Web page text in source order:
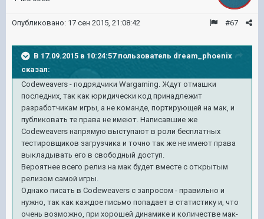
#67
Опубликовано: 17 сен 2015, 21:08:42
В 17.09.2015 в 10:24:57 пользователь dream_phoenix
сказал:
Codeweavers - подрядчики Wargaming. Ждут отмашки
последних, так как юридически код принадлежит
разработчикам игры, а не команде, портирующей на мак, и
публиковать те права не имеют. Написавшие же
Codeweavers напрямую выступают в роли бесплатных
тестировщиков загрузчика и точно так же не имеют права
выкладывать его в свободный доступ.
Вероятнее всего релиз на мак будет вместе с открытым
релизом самой игры.
Однако писать в Codeweavers с запросом - правильно и
нужно, так как каждое письмо попадает в статистику и, что
очень возможно, при хорошей динамике и количестве мак-